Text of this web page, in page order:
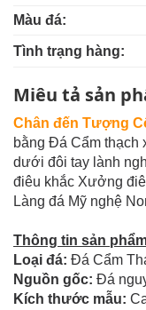
Màu đá:
Tình trạng hàng:
Miêu tả sản
Chân đến Tượng
bằng Đá Cẩm thạch
dưới đôi tay lành
điêu khắc Xưởng
Làng đá Mỹ nghệ
Thông tin sản
Loại đá: Đá Cẩm
Nguồn gốc: Đá
Kích thước mẫu: